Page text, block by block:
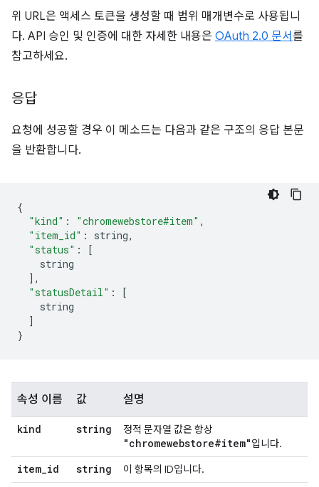
위 URL은 액세스 토큰을 생성할 때 범위 매개변수로 사용됩니
다. API 승인 및 인증에 대한 자세한 내용은 OAuth 2.0 문서를
참고하세요.
응답
요청에 성공할 경우 이 메소드는 다음과 같은 구조의 응답 본문
을 반환합니다.
{
"kind" : "chromewebstore#item" ,
"item_id" : string,
"status" :
[
string
],
"statusDetail" :
[
string
]
}
속성 이름 값 설명
kind string 정적 문자열 값은 항상
"chromewebstore#item"입니다.
item_id string 이 항목의 ID입니다.